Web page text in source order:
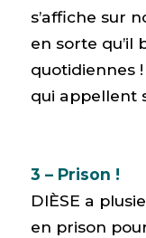
s’affiche sur
en sorte qu’il
quotidiennes
qui appellent
3 – Prison !
DIÈSE a
en prison